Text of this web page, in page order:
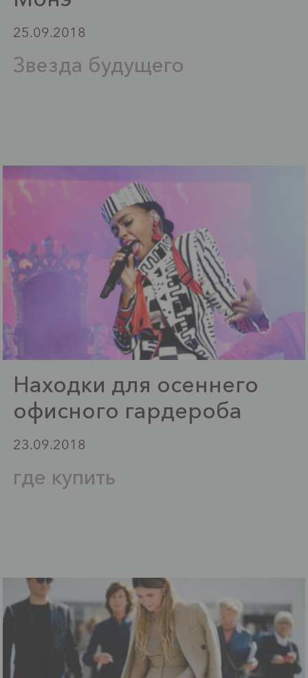
25.09.2018
Звезда будущего
Находки для осеннего
офисного гардероба
23.09.2018
где купить